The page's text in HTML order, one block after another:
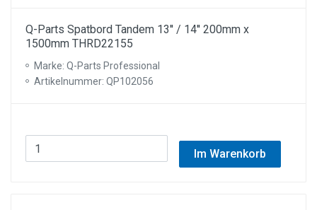
Q-Parts Spatbord Tandem 13'' / 14'' 200mm x
1500mm THRD22155
Marke: Q-Parts Professional
Artikelnummer: QP102056
Im Warenkorb